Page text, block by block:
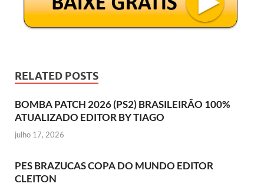
RELATED POSTS
BOMBA PATCH 2026 (PS2) BRASILEIRÃO 100%
ATUALIZADO EDITOR BY TIAGO
julho 17, 2026
PES BRAZUCAS COPA DO MUNDO EDITOR
CLEITON